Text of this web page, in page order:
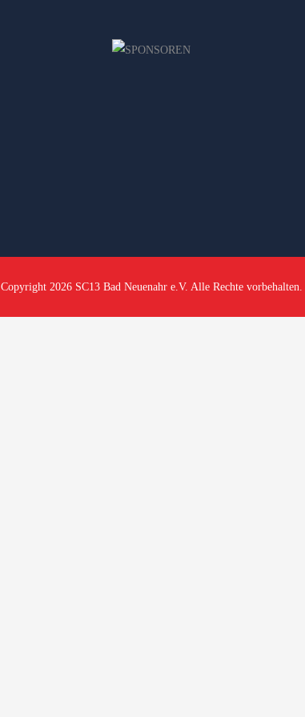
Copyright 2026 SC13 Bad Neuenahr e.V. Alle Rechte vorbehalten.